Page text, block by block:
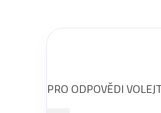
PRO ODPOVĚDI